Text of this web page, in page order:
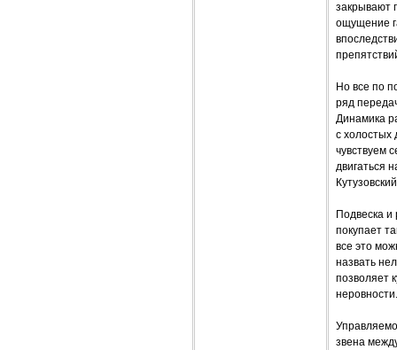
закрывают
ощущение
Но все по
ряд
Динамика
с холостых
чувствуем
двигаться
Подвеска и
покупает
все это
назвать
позволяет
неровности.
звена